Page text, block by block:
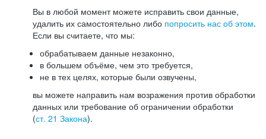
Вы в любой момент можете исправить свои данные,
удалить их самостоятельно либо попросить нас об этом.
Если вы считаете, что мы:
обрабатываем данные незаконно,
в большем объёме, чем это требуется,
не в тех целях, которые были озвучены,
вы можете направить нам возражения против обработки
данных или требование об ограничении обработки
(ст. 21 Закона).